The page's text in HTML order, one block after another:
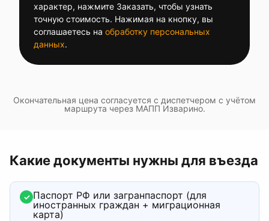
характер, нажмите Заказать, чтобы узнать
точную стоимость. Нажимая на кнопку, вы
соглашаетесь на обработку персональных
данных.
Окончательная цена согласуется с диспетчером с учётом
маршрута через МАПП Изварино.
Какие документы нужны для въезда
✓ Паспорт РФ или загранпаспорт (для
иностранных граждан + миграционная
карта)